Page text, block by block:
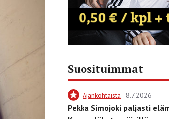
Suosituimmat
Ajankohtaista 8.7.2026
Pekka Simojoki paljasti